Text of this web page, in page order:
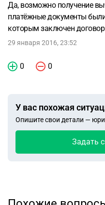
Да, возможно получение
платёжные документы
которым заключен договор
29 января 2016, 23:52
0 0
У вас похожая
Опишите свои детали —
Задать